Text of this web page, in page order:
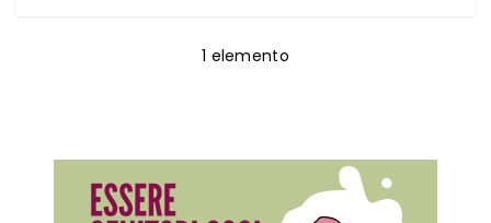
1 elemento